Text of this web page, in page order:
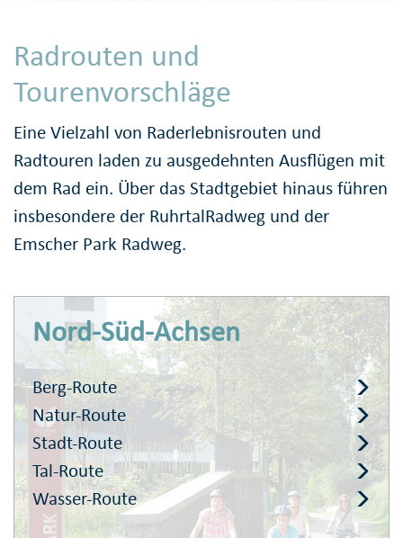
Radrouten und
Tourenvorschläge
Eine Vielzahl von Raderlebnisrouten und
Radtouren laden zu ausgedehnten Ausflügen mit
dem Rad ein. Über das Stadtgebiet hinaus führen
insbesondere der RuhrtalRadweg und der
Emscher Park Radweg.
Nord-Süd-Achsen
Berg-Route
Natur-Route
Stadt-Route
Tal-Route
Wasser-Route